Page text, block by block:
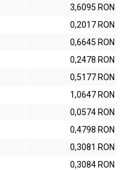
3,6095 RON
0,2017 RON
0,6645 RON
0,2478 RON
0,5177 RON
1,0647 RON
0,0574 RON
0,4798 RON
0,3081 RON
0,3084 RON